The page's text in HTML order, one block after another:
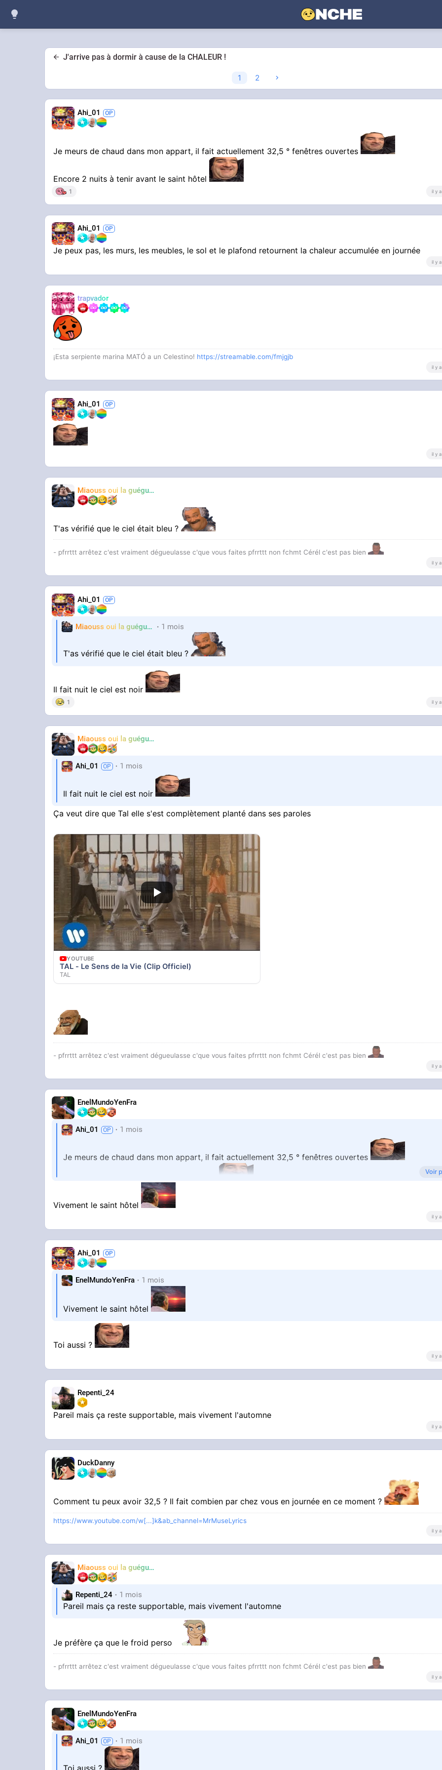
J'arrive pas à dormir à cause de la CHALEUR !
1 2
Ahi_01
Je meurs de chaud dans mon appart, il fait actuellement 32,5 ° fenêtres ouvertes
Encore 2 nuits à tenir avant le saint hôtel
1 il y
Ahi_01
Je peux pas, les murs, les meubles, le sol et le plafond retournent la chaleur accumulée en journée
il y
trapvador
¡Esta serpiente marina MATÓ a un Celestino! https://streamable.com/fmjgjb
il y
Ahi_01
il y
Miaouss oui la guéguérre
T'as vérifié que le ciel était bleu ?
- pfrrttt arrêtez c'est vraiment dégueulasse c'que vous faites pfrrttt non fchmt Cérél c'est pas bien
il y
Ahi_01
Miaouss oui la guéguérre TF6
1 mois
T'as vérifié que le ciel était bleu ?
Il fait nuit le ciel est noir
1 il y
Miaouss oui la guéguérre
Ahi_01 1 mois
Il fait nuit le ciel est noir
Ça veut dire que Tal elle s'est complètement planté dans ses paroles
YOUTUBE
TAL - Le Sens de la Vie (Clip Officiel)
TAL
- pfrrttt arrêtez c'est vraiment dégueulasse c'que vous faites pfrrttt non fchmt Cérél c'est pas bien
il y
EnelMundoYenFra
Ahi_01 1 mois
Je meurs de chaud dans mon appart, il fait actuellement 32,5 ° fenêtres ouvertes
Encore 2 nuits à tenir avant le saint hôtel
Voir
Vivement le saint hôtel
il y
Ahi_01
EnelMundoYenFra 1 mois
Vivement le saint hôtel
Toi aussi ?
il y
Repenti_24
Pareil mais ça reste supportable, mais vivement l'automne
il y
DuckDanny
Comment tu peux avoir 32,5 ? Il fait combien par chez vous en journée en ce moment ?
https://www.youtube.com/w[...]k&ab_channel=MrMuseLyrics
il y
Miaouss oui la guéguérre
Repenti_24 1 mois
Pareil mais ça reste supportable, mais vivement l'automne
Je préfère ça que le froid perso
- pfrrttt arrêtez c'est vraiment dégueulasse c'que vous faites pfrrttt non fchmt Cérél c'est pas bien
il y
EnelMundoYenFra
Ahi_01 1 mois